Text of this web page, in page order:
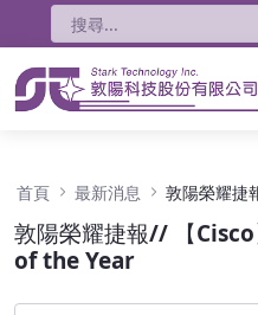
首頁 最新消息
敦陽榮耀捷報// 【
of the Year